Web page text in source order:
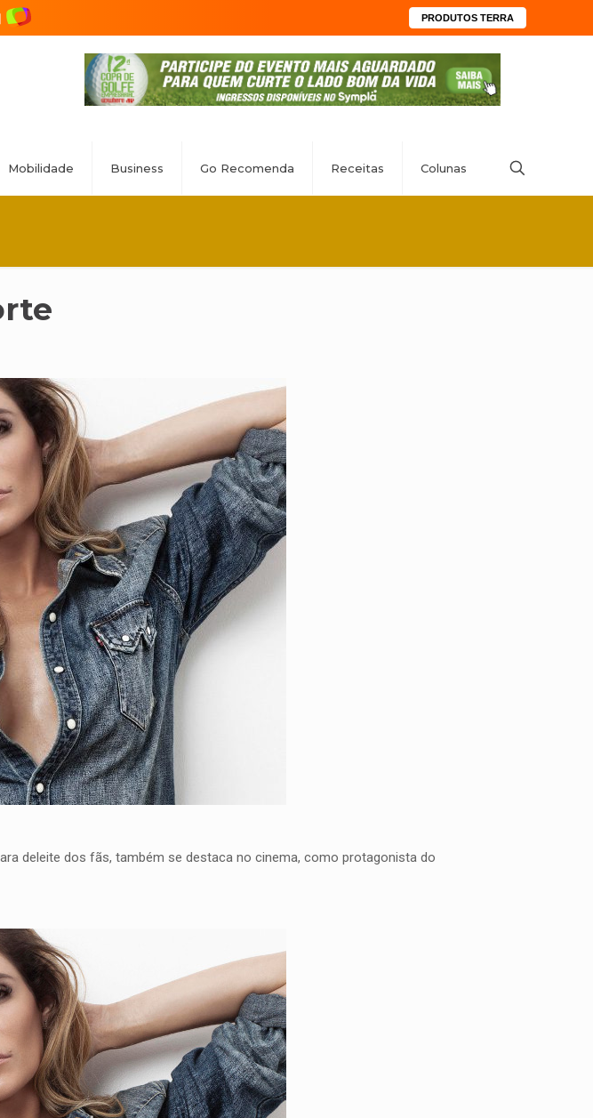
PRODUTOS TERRA
Mobilidade Business Go Recomenda Receitas Colunas
deleite dos fãs, também se destaca no cinema, como protagonista do